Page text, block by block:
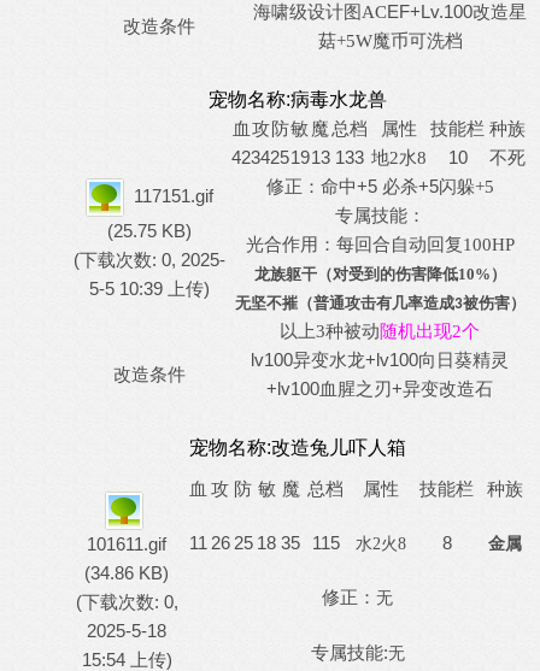
改造条件
海啸级设计图 ACEF+Lv.100改造星
菇+5W魔币可洗档
宠物名称:病毒水龙兽
117151.gif
(25.75 KB)
(下载次数: 0, 2025-
5-5 10:39 上传)
血 攻防敏魔 总档 属性 技能栏 种族
4234251913 133 地2水8 10
不死
修正：命中+5 必杀+5闪躲+5
专属技能：
光合作用：每回合自动回复100HP
龙族躯干（对受到的伤害降低10%）
无坚不摧（普通攻击有几率造成3被伤害）
以上3种被动随机出现2个
改造条件
lv100异变水龙+lv100向日葵精灵
+lv100血腥之刃+异变改造石
宠物名称:改造兔儿吓人箱
101611.gif
(34.86 KB)
(下载次数: 0,
2025-5-18
15:54 上传)
血 攻 防 敏 魔 总档 属性 技能栏 种族
11 26 25 18 35 115 水2火8 8 金属
修正： 无
专属技能:无